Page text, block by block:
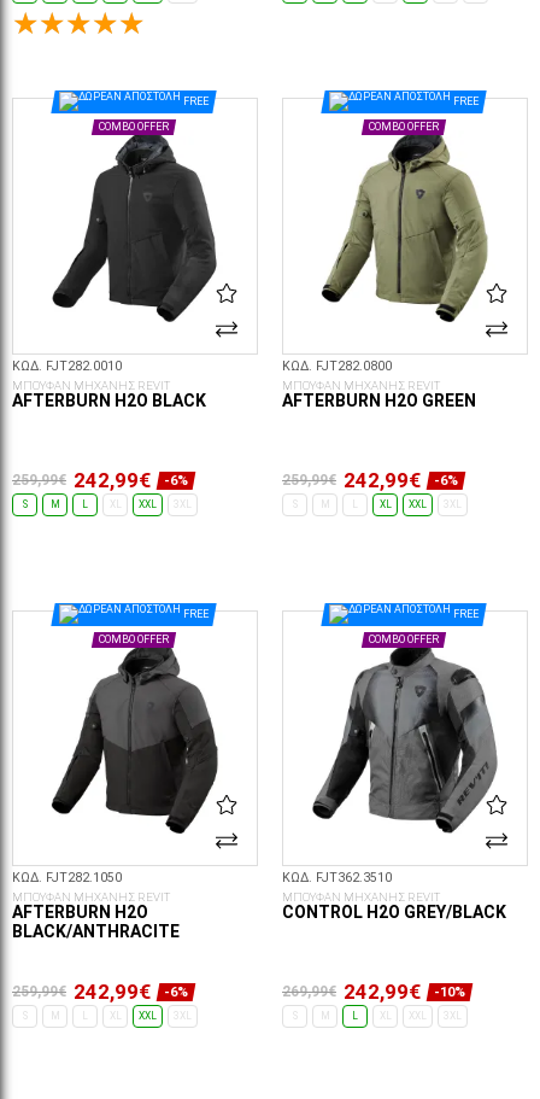
FREE
COMBO OFFER
ΚΩΔ. FJT282.0010
ΜΠΟΥΦΑΝ ΜΗΧΑΝΗΣ REVIT
AFTERBURN H2O BLACK
259,99€ 242,99€ -6%
S M L XL XXL 3XL
FREE
COMBO OFFER
ΚΩΔ. FJT282.0800
ΜΠΟΥΦΑΝ ΜΗΧΑΝΗΣ REVIT
AFTERBURN H2O GREEN
259,99€ 242,99€ -6%
S XL XXL 3XL
FREE
COMBO OFFER
ΚΩΔ. FJT282.1050
ΜΠΟΥΦΑΝ ΜΗΧΑΝΗΣ REVIT
AFTERBURN H2O
BLACK/ANTHRACITE
259,99€ 242,99€ -6%
S XL XXL 3XL
FREE
COMBO OFFER
ΚΩΔ. FJT362.3510
ΜΠΟΥΦΑΝ ΜΗΧΑΝΗΣ REVIT
CONTROL H2O GREY/BLACK
269,99€ 242,99€ -10%
S L XL XXL 3XL